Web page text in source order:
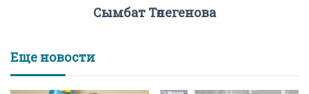
Сымбат Төлегенова
Еще новости